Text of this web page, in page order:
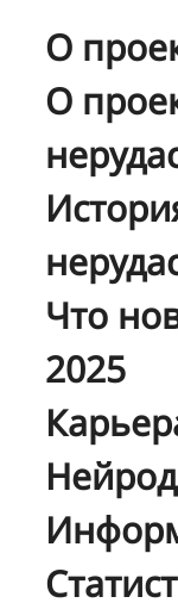
О
О
Что
2025